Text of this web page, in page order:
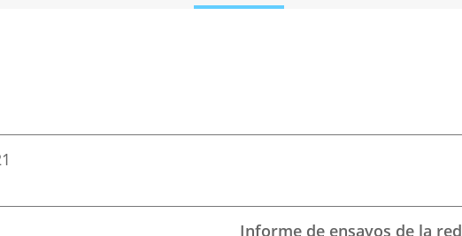
Informe de ensayos de la red